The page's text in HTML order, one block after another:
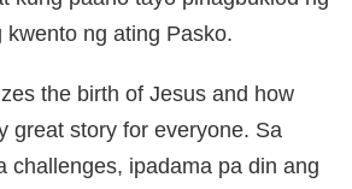
kwento ng ating Pasko.
the birth of Jesus and how
great story for everyone. Sa
challenges, ipadama pa din ang